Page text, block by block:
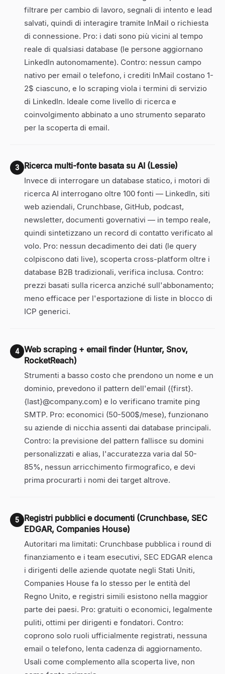
filtrare per cambio di lavoro, segnali di intento e lead
salvati, quindi di interagire tramite InMail o richiesta
di connessione. Pro: i dati sono più vicini al tempo
reale di qualsiasi database (le persone aggiornano
LinkedIn autonomamente). Contro: nessun campo
nativo per email o telefono, i crediti InMail costano 1-
2$ ciascuno, e lo scraping viola i termini di servizio
di LinkedIn. Ideale come livello di ricerca e
coinvolgimento abbinato a uno strumento separato
per la scoperta di email.
3 Ricerca multi-fonte basata su AI (Lessie)
Invece di interrogare un database statico, i motori di
ricerca AI interrogano oltre 100 fonti — LinkedIn, siti
web aziendali, Crunchbase, GitHub, podcast,
newsletter, documenti governativi — in tempo reale,
quindi sintetizzano un record di contatto verificato al
volo. Pro: nessun decadimento dei dati (le query
colpiscono dati live), scoperta cross-platform oltre i
database B2B tradizionali, verifica inclusa. Contro:
prezzi basati sulla ricerca anziché sull'abbonamento;
meno efficace per l'esportazione di liste in blocco di
ICP generici.
4 Web scraping + email finder (Hunter, Snov,
RocketReach)
Strumenti a basso costo che prendono un nome e un
dominio, prevedono il pattern dell'email ({first}.
{last}@company.com) e lo verificano tramite ping
SMTP. Pro: economici (50-500$/mese), funzionano
su aziende di nicchia assenti dai database principali.
Contro: la previsione del pattern fallisce su domini
personalizzati e alias, l'accuratezza varia dal 50-
85%, nessun arricchimento firmografico, e devi
prima procurarti i nomi dei target altrove.
5
Registri pubblici e documenti (Crunchbase, SEC
EDGAR, Companies House)
Autoritari ma limitati: Crunchbase pubblica i round di
finanziamento e i team esecutivi, SEC EDGAR elenca
i dirigenti delle aziende quotate negli Stati Uniti,
Companies House fa lo stesso per le entità del
Regno Unito, e registri simili esistono nella maggior
parte dei paesi. Pro: gratuiti o economici, legalmente
puliti, ottimi per dirigenti e fondatori. Contro:
coprono solo ruoli ufficialmente registrati, nessuna
email o telefono, lenta cadenza di aggiornamento.
Usali come complemento alla scoperta live, non